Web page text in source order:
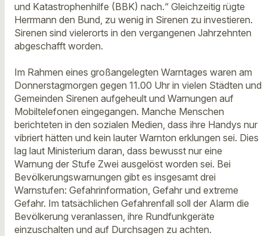
und Katastrophenhilfe (BBK) nach.“ Gleichzeitig rügte
Herrmann den Bund, zu wenig in Sirenen zu investieren.
Sirenen sind vielerorts in den vergangenen Jahrzehnten
abgeschafft worden.
Im Rahmen eines großangelegten Warntages waren am
Donnerstagmorgen gegen 11.00 Uhr in vielen Städten und
Gemeinden Sirenen aufgeheult und Warnungen auf
Mobiltelefonen eingegangen. Manche Menschen
berichteten in den sozialen Medien, dass ihre Handys nur
vibriert hätten und kein lauter Warnton erklungen sei. Dies
lag laut Ministerium daran, dass bewusst nur eine
Warnung der Stufe Zwei ausgelöst worden sei. Bei
Bevölkerungswarnungen gibt es insgesamt drei
Warnstufen: Gefahrinformation, Gefahr und extreme
Gefahr. Im tatsächlichen Gefahrenfall soll der Alarm die
Bevölkerung veranlassen, ihre Rundfunkgeräte
einzuschalten und auf Durchsagen zu achten.